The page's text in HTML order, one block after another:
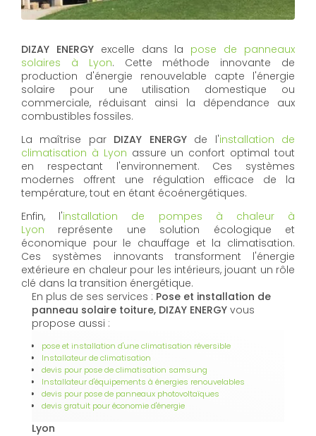
DIZAY ENERGYexcelle dans la pose de panneaux
solaires à Lyon. Cette méthode innovante de
production d'énergie renouvelable capte l'énergie
solaire pour une utilisation domestique ou
commerciale, réduisant ainsi la dépendance aux
combustibles fossiles.
La maîtrise par DIZAY ENERGYde l'installation de
climatisation à Lyon assure un confort optimal tout
en respectant l'environnement. Ces systèmes
modernes offrent une régulation efficace de la
température, tout en étant écoénergétiques.
Enfin, l'installation de pompes à chaleur à
Lyon représente une solution écologique et
économique pour le chauffage et la climatisation.
Ces systèmes innovants transforment l'énergie
extérieure en chaleur pour les intérieurs, jouant un rôle
clé dans la transition énergétique.
En plus de ses services : Pose et installation de
panneau solaire toiture, DIZAY ENERGY vous
propose aussi :
pose et installation d'une climatisation réversible
Installateur de climatisation
devis pour pose de climatisation samsung
Installateur d'équipements à énergies renouvelables
devis pour pose de panneaux photovoltaïques
devis gratuit pour économie d'énergie
Lyon